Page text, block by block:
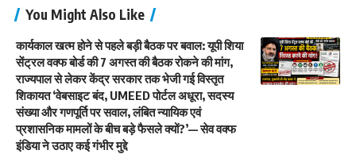
You Might Also Like
कार्यकाल खत्म होने से पहले बड़ी बैठक पर बवाल: यूपी शिया
सेंट्रल वक्फ बोर्ड की 7 अगस्त की बैठक रोकने की मांग,
राज्यपाल से लेकर केंद्र सरकार तक भेजी गई विस्तृत
शिकायत ‘वेबसाइट बंद, UMEED पोर्टल अधूरा, सदस्य
संख्या और गणपूर्ति पर सवाल, लंबित न्यायिक एवं
प्रशासनिक मामलों के बीच बड़े फैसले क्यों?’— सेव वक्फ
इंडिया ने उठाए कई गंभीर मुद्दे